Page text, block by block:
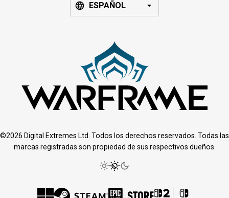
ESPAÑOL
©2026 Digital Extremes Ltd. Todos los derechos reservados. Todas las
marcas registradas son propiedad de sus respectivos dueños.